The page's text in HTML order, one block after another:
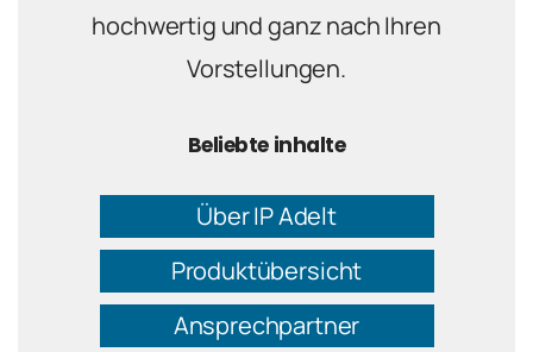
hochwertig und ganz nach Ihren
Vorstellungen.
Beliebte inhalte
Über IP Adelt
Produktübersicht
Ansprechpartner